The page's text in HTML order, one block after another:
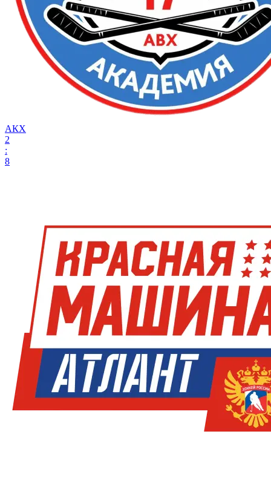
АКХ
2
:
8